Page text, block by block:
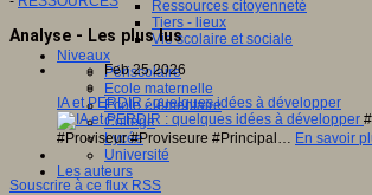
Ressources citoyenneté
Tiers - lieux
Vie scolaire et sociale
Niveaux
Périscolaire
Ecole maternelle
Ecole élémentaire
Collège
Lycée
Université
Les auteurs
Analyse - Les plus lus
Feb 25 2026
IA et PERDIR : quelques idées à développer
#Proviseur #Proviseure #Principal… En savoir
Souscrire à ce flux RSS